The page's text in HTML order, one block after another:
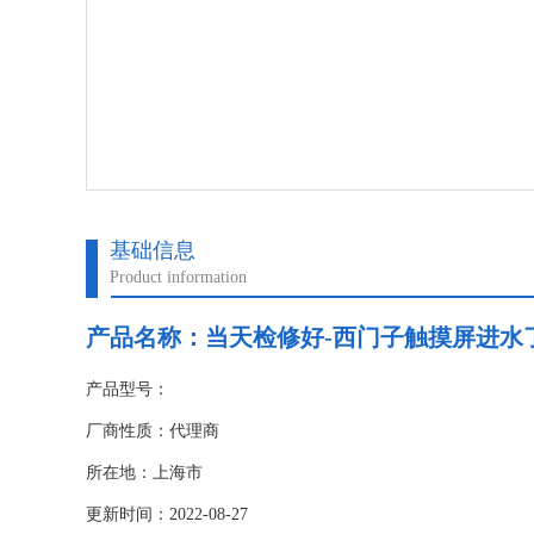
基础信息
Product information
产品名称： 当天检修好-西门子触摸屏进水
产品型号：
厂商性质：代理商
所在地：上海市
更新时间：2022-08-27